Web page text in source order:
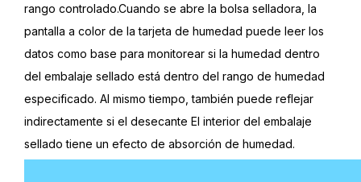
rango controlado.Cuando se abre la bolsa selladora, la
pantalla a color de la tarjeta de humedad puede leer los
datos como base para monitorear si la humedad dentro
del embalaje sellado está dentro del rango de humedad
especificado. Al mismo tiempo, también puede reflejar
indirectamente si el desecante El interior del embalaje
sellado tiene un efecto de absorción de humedad.